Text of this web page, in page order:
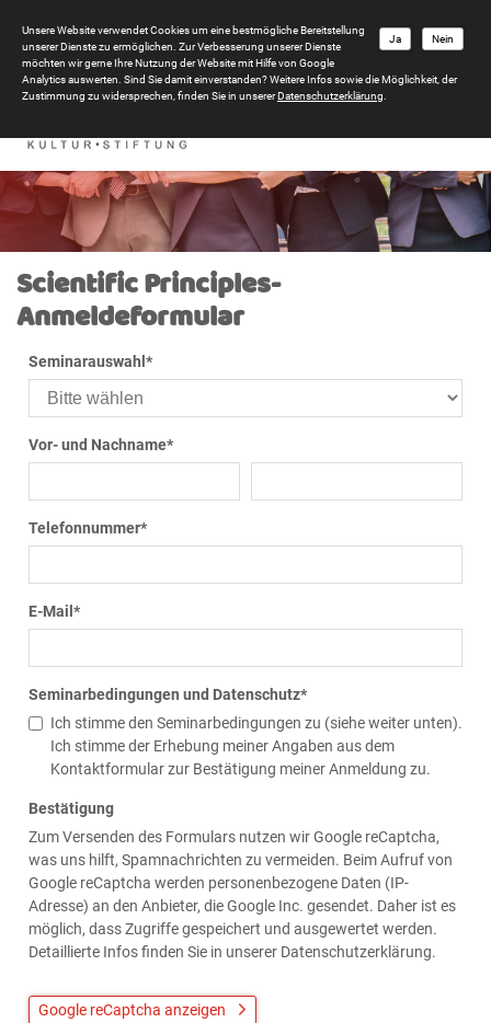
Scientific Principles-
Anmeldeformular
Seminarauswahl *
Vor- und Nachname*
Telefonnummer*
E-Mail *
Seminarbedingungen und Datenschutz*
Ich stimme den Seminarbedingungen zu (siehe weiter unten).
Ich stimme der Erhebung meiner Angaben aus dem
Kontaktformular zur Bestätigung meiner Anmeldung zu.
Bestätigung
Zum Versenden des Formulars nutzen wir Google reCaptcha,
was uns hilft, Spamnachrichten zu vermeiden. Beim Aufruf von
Google reCaptcha werden personenbezogene Daten (IP-
Adresse) an den Anbieter, die Google Inc. gesendet. Daher ist es
möglich, dass Zugriffe gespeichert und ausgewertet werden.
Detaillierte Infos finden Sie in unserer Datenschutzerklärung.
Google reCaptcha anzeigen
Nein
Ja
Unsere Website verwendet Cookies um eine bestmögliche Bereitstellung
unserer Dienste zu ermöglichen. Zur Verbesserung unserer Dienste
möchten wir gerne Ihre Nutzung der Website mit Hilfe von Google
Analytics auswerten. Sind Sie damit einverstanden? Weitere Infos sowie die Möglichkeit, der
Zustimmung zu widersprechen, finden Sie in unsererDatenschutzerklärung